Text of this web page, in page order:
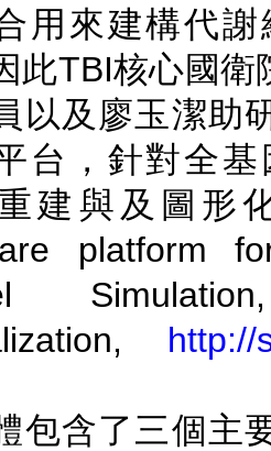
用來建構代
此TBI核心國
以及廖玉潔助
台，針對全
建與及圖形
platform
http://
包含了三個主